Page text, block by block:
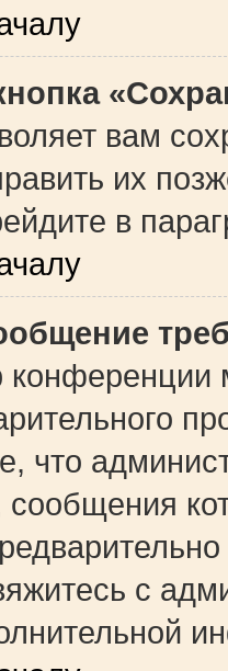
вам
их
в
что
сообщения
с